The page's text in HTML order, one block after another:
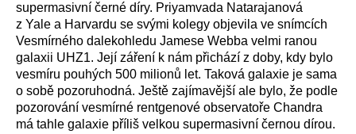
supermasivní černé díry. Priyamvada Natarajanová
z Yale a Harvardu se svými kolegy objevila ve snímcích
Vesmírného dalekohledu Jamese Webba velmi ranou
galaxii UHZ1. Její záření k nám přichází z doby, kdy bylo
vesmíru pouhých 500 milionů let. Taková galaxie je sama
o sobě pozoruhodná. Ještě zajímavější ale bylo, že podle
pozorování vesmírné rentgenové observatoře Chandra
má tahle galaxie příliš velkou supermasivní černou dírou.